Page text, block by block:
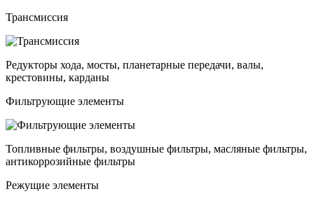
Трансмиссия
Редукторы хода, мосты, планетарные передачи, валы,
крестовины, карданы
Фильтрующие элементы
Топливные фильтры, воздушные фильтры, масляные фильтры,
антикоррозийные фильтры
Режущие элементы